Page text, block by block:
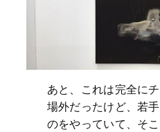
あと、これは完全に
場外だったけど、若
のをやっていて、そ